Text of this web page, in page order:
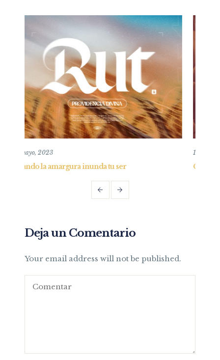
Confianza en la oscuridad y consejo al
Deja un Comentario
Your email address will not be published.